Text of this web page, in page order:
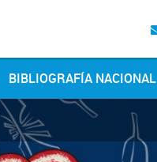
BIBLIOGRAFÍA NACIONAL